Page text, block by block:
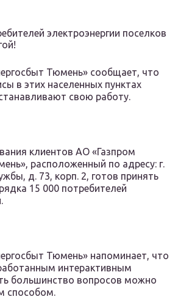
электроэнергии поселков
Тюмень» сообщает, что
в этих населенных пунктах
свою работу.
клиентов АО «Газпром
расположенный по адресу: г.
д. 73, корп. 2, готов принять
15 000 потребителей
Тюмень» напоминает, что
интерактивным
большинство вопросов можно
способом.